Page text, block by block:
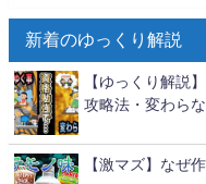
新着のゆっくり解説
【ゆっくり解説
攻略法・変わら
【激マズ】なぜ